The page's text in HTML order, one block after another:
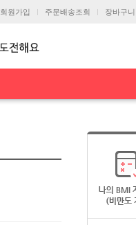
회원가입 주문배송조회 장바구니